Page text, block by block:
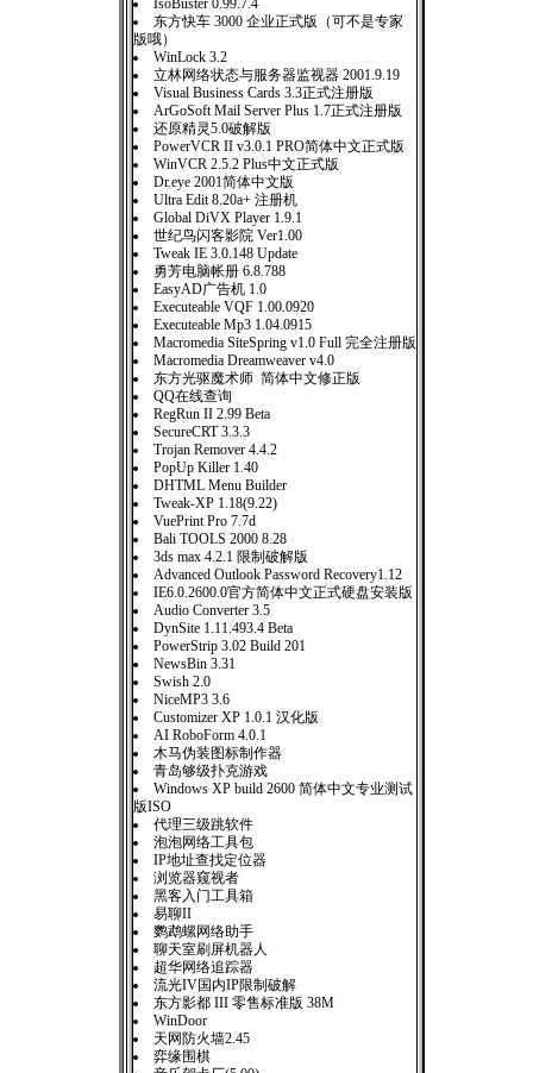
IsoBuster 0.99.7.4
东方快车 3000 企业正式版（可不是专家
版哦）
WinLock 3.2
立林网络状态与服务器监视器 2001.9.19
Visual Business Cards 3.3正式注册版
ArGoSoft Mail Server Plus 1.7正式注册版
还原精灵5.0破解版
PowerVCR II v3.0.1 PRO简体中文正式版
WinVCR 2.5.2 Plus中文正式版
Dr.eye 2001简体中文版
Ultra Edit 8.20a+ 注册机
Global DiVX Player 1.9.1
世纪鸟闪客影院 Ver1.00
Tweak IE 3.0.148 Update
勇芳电脑帐册 6.8.788
EasyAD广告机 1.0
Executeable VQF 1.00.0920
Executeable Mp3 1.04.0915
Macromedia SiteSpring v1.0 Full 完全注册版
Macromedia Dreamweaver v4.0
东方光驱魔术师 简体中文修正版
QQ在线查询
RegRun II 2.99 Beta
SecureCRT 3.3.3
Trojan Remover 4.4.2
PopUp Killer 1.40
DHTML Menu Builder
Tweak-XP 1.18(9.22)
VuePrint Pro 7.7d
Bali TOOLS 2000 8.28
3ds max 4.2.1 限制破解版
Advanced Outlook Password Recovery1.12
IE6.0.2600.0官方简体中文正式硬盘安装版
Audio Converter 3.5
DynSite 1.11.493.4 Beta
PowerStrip 3.02 Build 201
NewsBin 3.31
Swish 2.0
NiceMP3 3.6
Customizer XP 1.0.1 汉化版
AI RoboForm 4.0.1
木马伪装图标制作器
青岛够级扑克游戏
Windows XP build 2600 简体中文专业测试
版ISO
代理三级跳软件
泡泡网络工具包
IP地址查找定位器
浏览器窥视者
黑客入门工具箱
易聊II
鹦鹉螺网络助手
聊天室刷屏机器人
超华网络追踪器
流光IV国内IP限制破解
东方影都 III 零售标准版 38M
WinDoor
天网防火墙2.45
弈缘围棋